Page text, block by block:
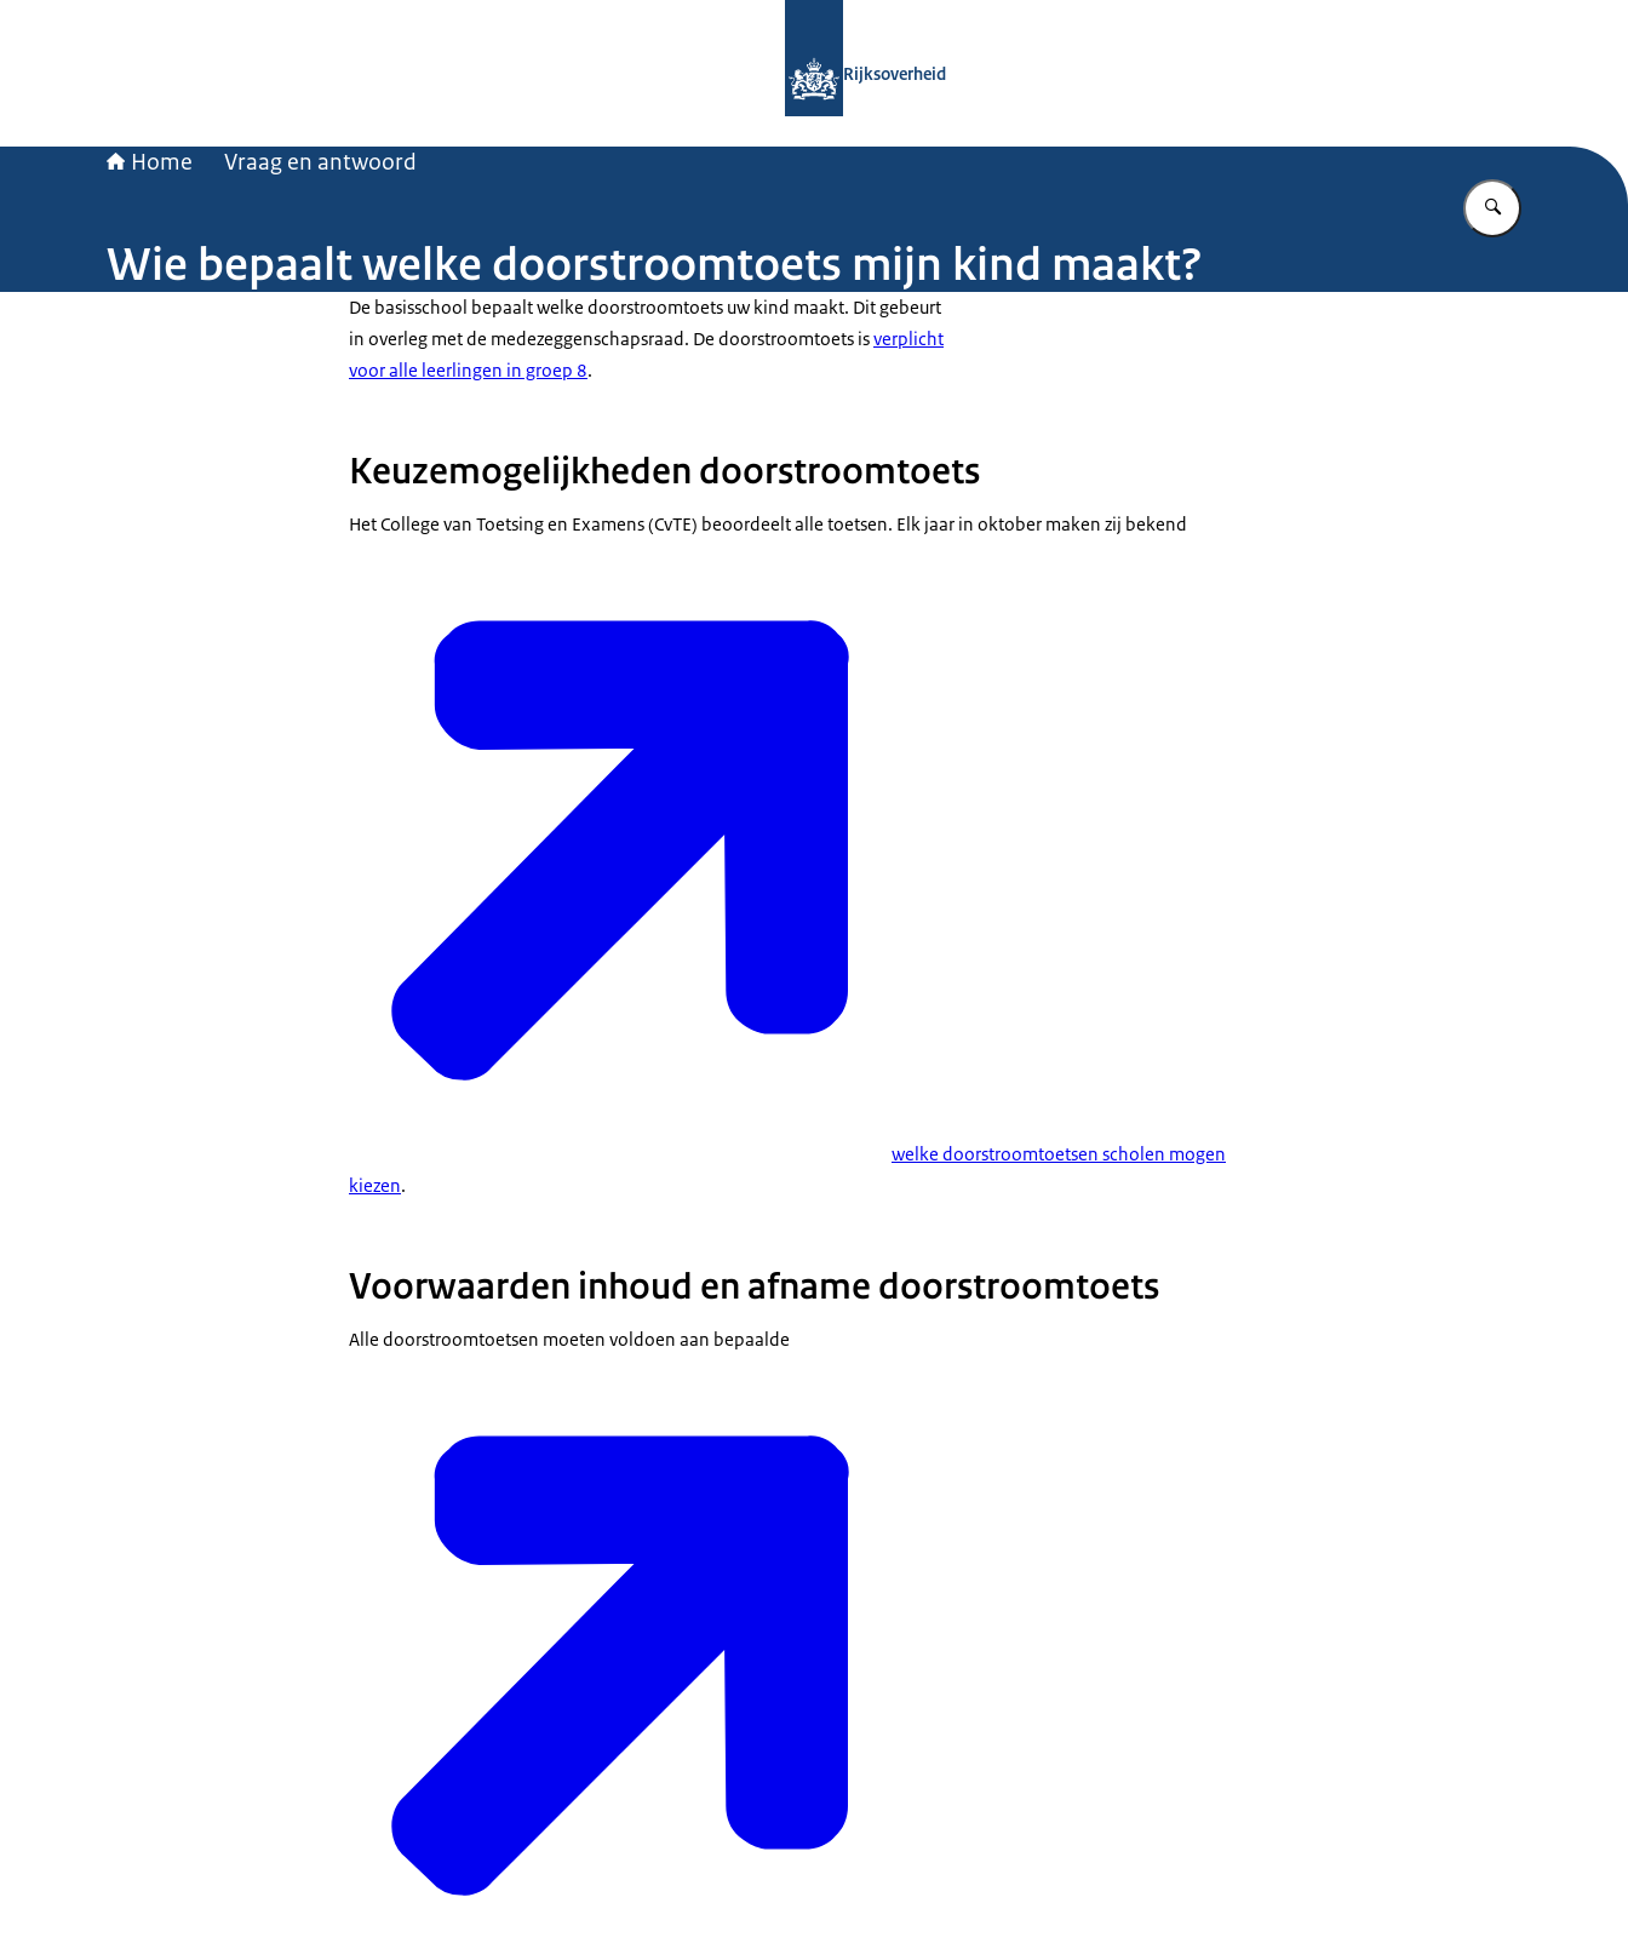
Rijksoverheid
Home Vraag en antwoord
Vul in wat u
Wie bepaalt welke doorstroomtoets mijn kind maakt?
De basisschool bepaalt welke doorstroomtoets uw kind maakt. Dit gebeurt
in overleg met de medezeggenschapsraad. De doorstroomtoets isverplicht
voor alle leerlingen in groep 8.
Keuzemogelijkheden doorstroomtoets
Het College van Toetsing en Examens (CvTE) beoordeelt alle toetsen. Elk jaar in oktober maken zij bekend
welke doorstroomtoetsen scholen mogen
kiezen.
Voorwaarden inhoud en afname doorstroomtoets
Alle doorstroomtoetsen moeten voldoen aan bepaalde